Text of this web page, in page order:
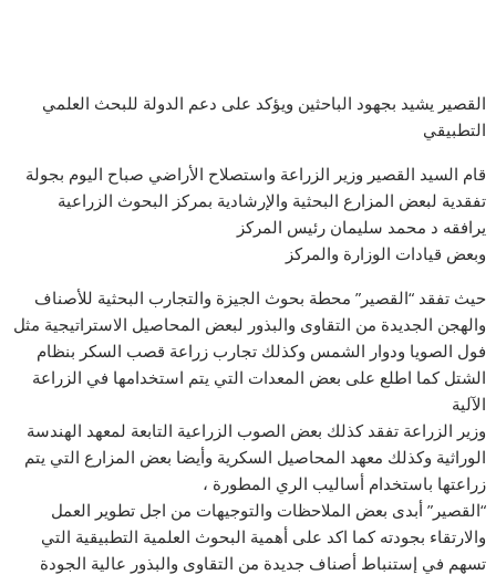
القصير يشيد بجهود الباحثين ويؤكد على دعم الدولة للبحث العلمي
التطبيقي
قام السيد القصير وزير الزراعة واستصلاح الأراضي صباح اليوم بجولة
تفقدية لبعض المزارع البحثية والإرشادية بمركز البحوث الزراعية
يرافقه د محمد سليمان رئيس المركز
وبعض قيادات الوزارة والمركز
حيث تفقد “القصير” محطة بحوث الجيزة والتجارب البحثية للأصناف
والهجن الجديدة من التقاوى والبذور لبعض المحاصيل الاستراتيجية مثل
فول الصويا ودوار الشمس وكذلك تجارب زراعة قصب السكر بنظام
الشتل كما اطلع على بعض المعدات التي يتم استخدامها في الزراعة
الآلية
وزير الزراعة تفقد كذلك بعض الصوب الزراعية التابعة لمعهد الهندسة
الوراثية وكذلك معهد المحاصيل السكرية وأيضا بعض المزارع التي يتم
زراعتها باستخدام أساليب الري المطورة ،
“القصير” أبدى بعض الملاحظات والتوجيهات من اجل تطوير العمل
والارتقاء بجودته كما اكد على أهمية البحوث العلمية التطبيقية التي
تسهم في إستنباط أصناف جديدة من التقاوى والبذور عالية الجودة